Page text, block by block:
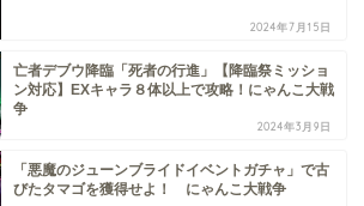
2024年7月15日
亡者デブウ降臨「死者の行進」【降臨祭ミッショ
ン対応】EXキャラ８体以上で攻略！にゃんこ大戦
争
2024年3月9日
「悪魔のジューンブライドイベントガチャ」で古
びたタマゴを獲得せよ！ にゃんこ大戦争